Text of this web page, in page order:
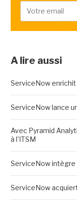
A lire aussi
ServiceNow
ServiceNow lance
Avec Pyramid
à l'ITSM
ServiceNow intègre
ServiceNow